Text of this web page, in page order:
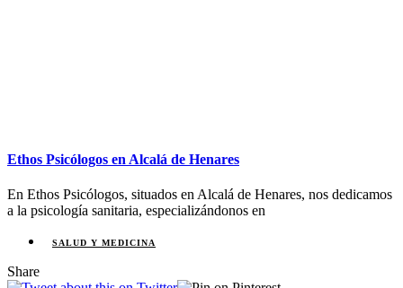
Ethos Psicólogos en Alcalá de Henares
En Ethos Psicólogos, situados en Alcalá de Henares, nos dedicamos
a la psicología sanitaria, especializándonos en
SALUD Y MEDICINA
Share